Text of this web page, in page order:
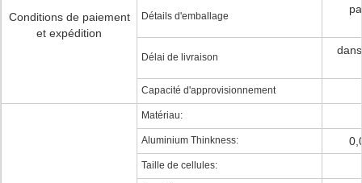
Conditions de paiement
et expédition
Détails d'emballage
Délai de livraison
Capacité d'approvisionnement
Matériau:
Aluminium Thinkness:
Taille de cellules: